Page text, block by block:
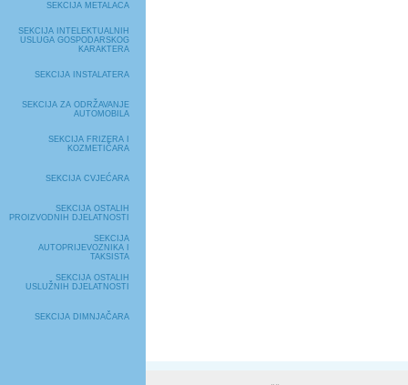
SEKCIJA METALACA
SEKCIJA INTELEKTUALNIH
USLUGA GOSPODARSKOG
KARAKTERA
SEKCIJA INSTALATERA
SEKCIJA ZA ODRŽAVANJE
AUTOMOBILA
SEKCIJA FRIZERA I
KOZMETIČARA
SEKCIJA CVJEĆARA
SEKCIJA OSTALIH
PROIZVODNIH DJELATNOSTI
SEKCIJA
AUTOPRIJEVOZNIKA I
TAKSISTA
SEKCIJA OSTALIH
USLUŽNIH DJELATNOSTI
SEKCIJA DIMNJAČARA